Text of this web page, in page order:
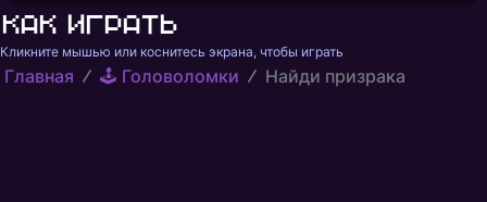
Как играть
Кликните мышью или коснитесь экрана, чтобы играть
Главная 🕹️ Головоломки Найди призрака